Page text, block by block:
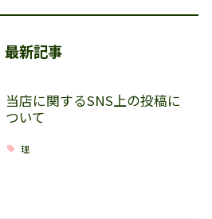
最新記事
当店に関するSNS上の投稿に
ついて
理